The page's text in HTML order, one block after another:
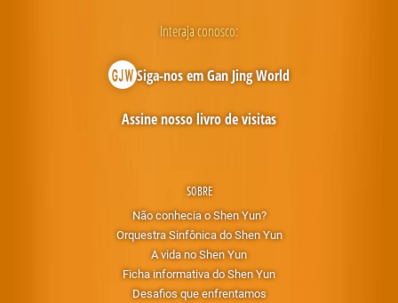
SOBRE
Não conhecia o Shen Yun?
Orquestra Sinfônica do Shen Yun
A vida no Shen Yun
Ficha informativa do Shen Yun
Desafios que enfrentamos
Interaja conosco:
Siga-nos em Gan Jing World
Assine nosso livro de visitas